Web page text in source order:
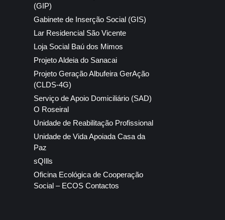
(GIP)
Gabinete de Inserção Social (GIS)
Lar Residencial São Vicente
Loja Social Baú dos Mimos
Projeto Aldeia do Sanacai
Projeto Geração Albufeira GerAção
(CLDS-4G)
Serviço de Apoio Domiciliário (SAD)
O Roseiral
Unidade de Reabilitação Profissional
Unidade de Vida Apoiada Casa da
Paz
sQIlls
Oficina Ecológica de Cooperação
Social – ECOS Contactos